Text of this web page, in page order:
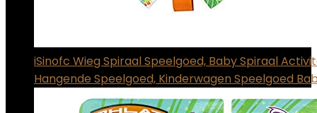
iSinofc Wieg Spiraal Speelgoed, Baby Spiraal
Hangende Speelgoed, Kinderwagen Speelgoed